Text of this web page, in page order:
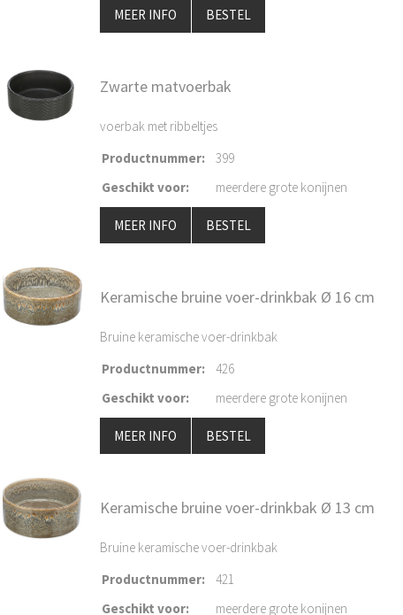
MEER INFO BESTEL
Zwarte matvoerbak
voerbak met ribbeltjes
Productnummer:
399
Geschikt voor: meerdere grote konijnen
MEER INFO BESTEL
Keramische bruine voer-drinkbak Ø 16 cm
Bruine keramische voer-drinkbak
Productnummer:
426
Geschikt voor: meerdere grote konijnen
MEER INFO BESTEL
Keramische bruine voer-drinkbak Ø 13 cm
Bruine keramische voer-drinkbak
Productnummer:
421
Geschikt voor: meerdere grote konijnen